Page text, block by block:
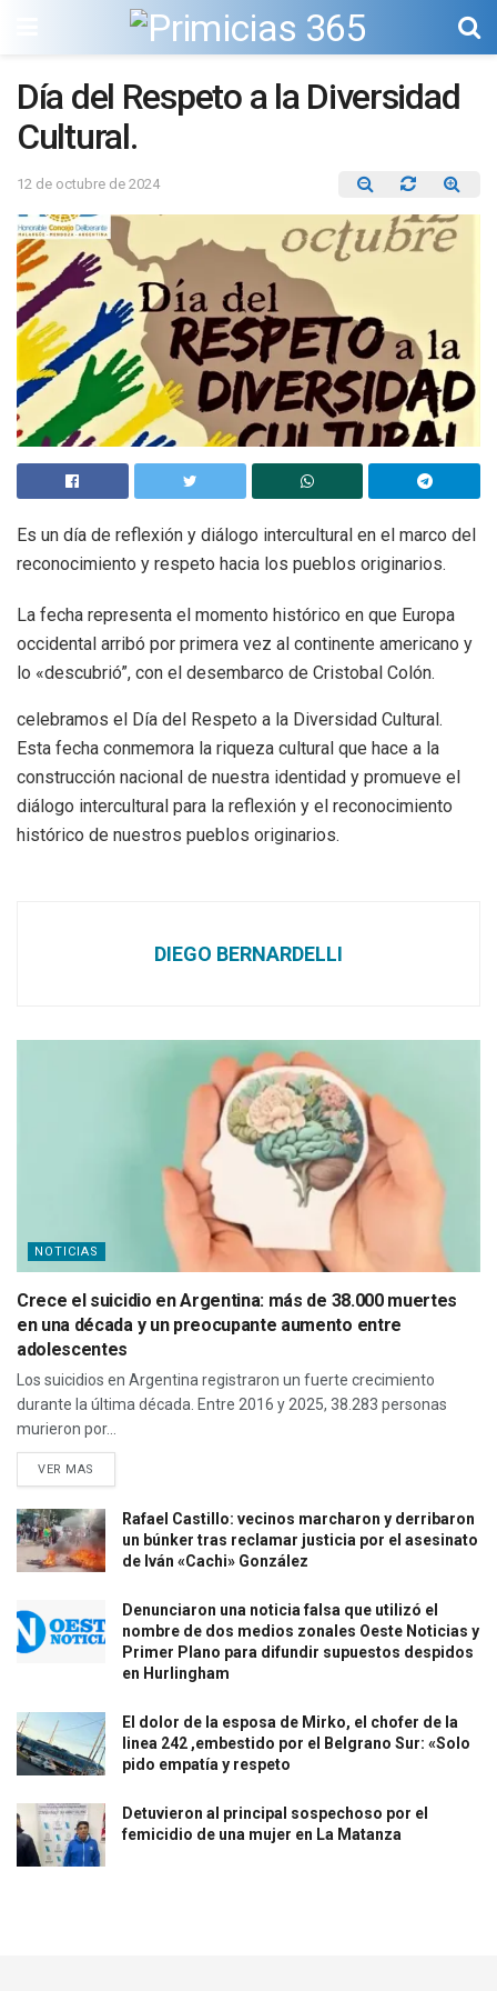
Día del Respeto a la Diversidad
Cultural.
12 de octubre de 2024
Es un día de reflexión y diálogo intercultural en el marco del
reconocimiento y respeto hacia los pueblos originarios.
La fecha representa el momento histórico en que Europa
occidental arribó por primera vez al continente americano y
lo «descubrió”, con el desembarco de Cristobal Colón.
celebramos el Día del Respeto a la Diversidad Cultural.
Esta fecha conmemora la riqueza cultural que hace a la
construcción nacional de nuestra identidad y promueve el
diálogo intercultural para la reflexión y el reconocimiento
histórico de nuestros pueblos originarios.
DIEGO BERNARDELLI
NOTICIAS
Crece el suicidio en Argentina: más de 38.000 muertes
en una década y un preocupante aumento entre
adolescentes
Los suicidios en Argentina registraron un fuerte crecimiento
durante la última década. Entre 2016 y 2025, 38.283 personas
murieron por...
VER MAS
Rafael Castillo: vecinos marcharon y derribaron
un búnker tras reclamar justicia por el asesinato
de Iván «Cachi» González
Denunciaron una noticia falsa que utilizó el
nombre de dos medios zonales Oeste Noticias y
Primer Plano para difundir supuestos despidos
en Hurlingham
El dolor de la esposa de Mirko, el chofer de la
linea 242 ,embestido por el Belgrano Sur: «Solo
pido empatía y respeto
Detuvieron al principal sospechoso por el
femicidio de una mujer en La Matanza